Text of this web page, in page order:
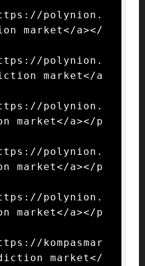
polynion.
market</a></
polynion.
market</a
polynion.
market</a></p
polynion.
market</a></p
polynion.
market</a></p
kompasmar
market</